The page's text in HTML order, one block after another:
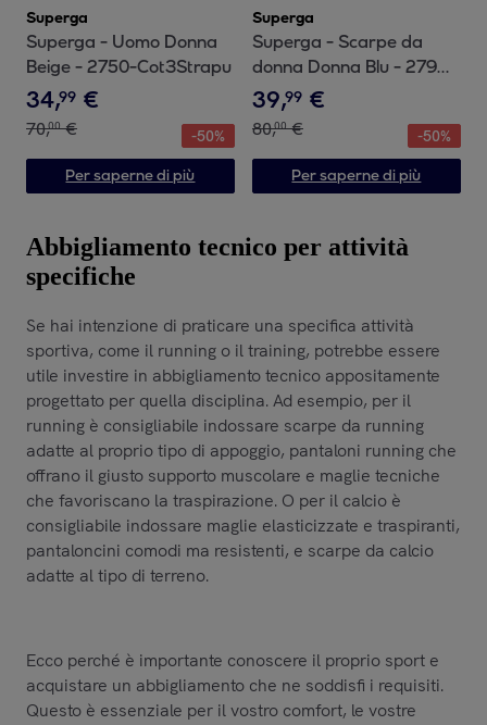
Superga
Superga - Uomo Donna
Beige - 2750-Cot3Strapu
34,99 €
70,00 € -50%
Per saperne di più
Superga
Superga - Scarpe da
donna Donna Blu - 2790
PLATFORM
39,99 €
80,00 € -50%
Per saperne di più
Abbigliamento tecnico per attività
specifiche
Se hai intenzione di praticare una specifica attività
sportiva, come il running o il training, potrebbe essere
utile investire in abbigliamento tecnico appositamente
progettato per quella disciplina. Ad esempio, per il
running è consigliabile indossare scarpe da running
adatte al proprio tipo di appoggio, pantaloni running che
offrano il giusto supporto muscolare e maglie tecniche
che favoriscano la traspirazione. O per il calcio è
consigliabile indossare maglie elasticizzate e traspiranti,
pantaloncini comodi ma resistenti, e scarpe da calcio
adatte al tipo di terreno.
Ecco perché è importante conoscere il proprio sport e
acquistare un abbigliamento che ne soddisfi i requisiti.
Questo è essenziale per il vostro comfort, le vostre